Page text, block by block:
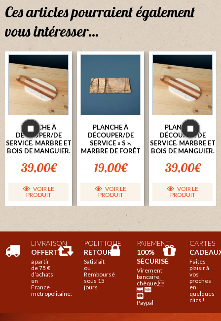
Ces articles pourraient également
vous intéresser…
PLANCHE À
DÉCOUPER/DE
SERVICE. MARBRE ET
BOIS DE MANGUIER.
39,00€
VOIR LE
PRODUIT
PLANCHE À
DÉCOUPER/DE
SERVICE « S ».
MARBRE DE FORÊT
19,00€
VOIR LE
PRODUIT
PLANCHE À
DÉCOUPER/DE
SERVICE. MARBRE ET
BOIS DE MANGUIER.
39,00€
VOIR LE
PRODUIT
LIVRAISON
OFFERTE
à partir
de 75 €
d’achats
en
France
métropolitaine.
POLITIQUE
RETOUR
Satisfait
ou
Remboursé
sous 15
jours
PAIEMENT
100%
SÉCURISÉ
Virement
bancaire,
chèque,
Paypal
CARTES
Faites
plaisir à
vos
proches
en
quelques
clics !